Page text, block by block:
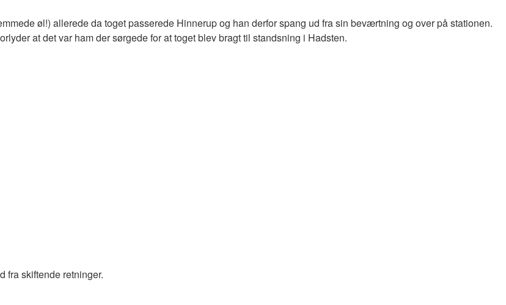
øl!) allerede da toget passerede Hinnerup og han derfor spang ud fra sin beværtning og over på stationen.
at det var ham der sørgede for at toget blev bragt til standsning i Hadsten.
fra skiftende retninger.